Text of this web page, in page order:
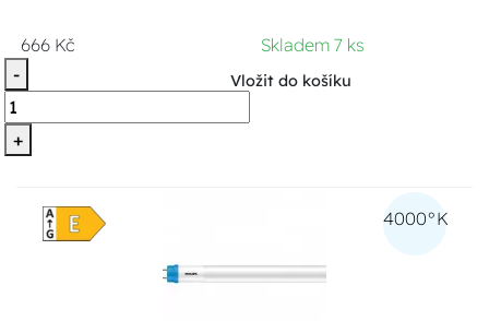
666 Kč
Skladem 7 ks
-
+
Vložit do košíku
4000°K